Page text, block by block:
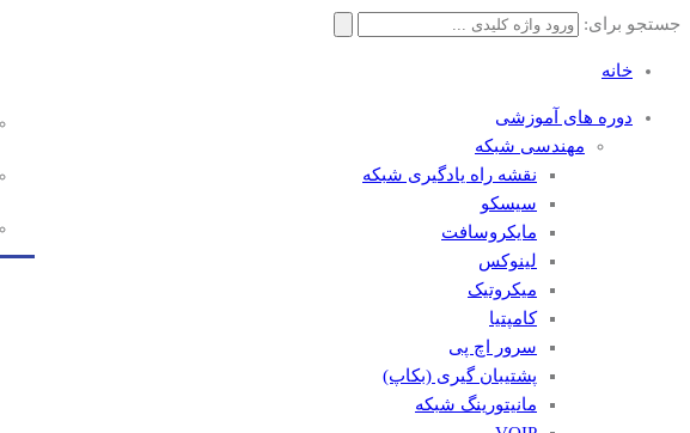
جستجو برای:
خانه
دوره های آموزشی
مهندسی شبکه
نقشه راه یادگیری شبکه
سیسکو
مایکروسافت
لینوکس
میکروتیک
کامپتیا
سرور اچ پی
پشتیبان گیری (بکاپ)
مانيتورينگ شبکه